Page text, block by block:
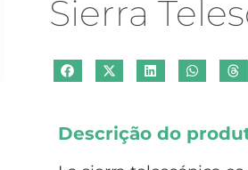
Sierra
Descrição do